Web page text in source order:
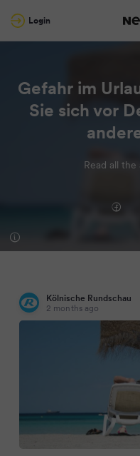
Login
Gefahr im
Sie sich vor
Read all
Kölnische Rundschau
2 months ago